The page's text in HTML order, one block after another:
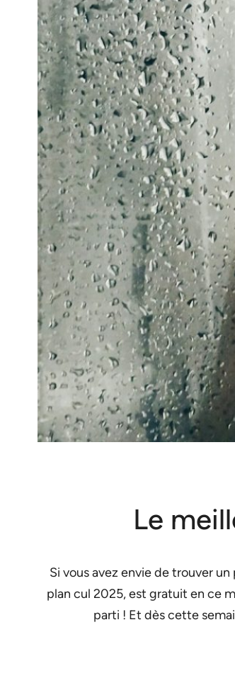
Le
Si vous avez envie de trouver
plan cul 2025, est gratuit en ce
parti ! Et dès cette